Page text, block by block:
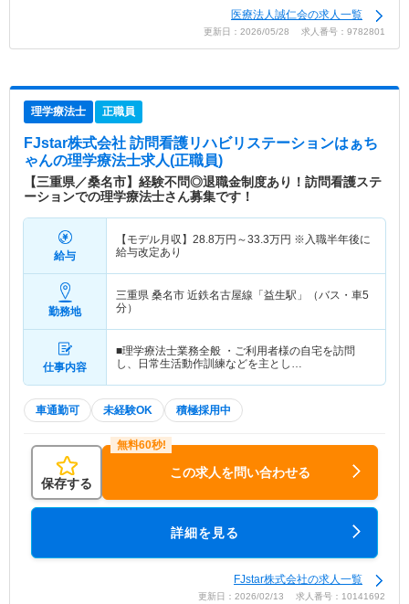
医療法人誠仁会の求人一覧
更新日：2026/05/28 求人番号：9782801
理学療法士 正職員
FJstar株式会社 訪問看護リハビリステーションはぁち
ゃんの理学療法士求人(正職員)
【三重県／桑名市】経験不問◎退職金制度あり！訪問看護ステ
ーションでの理学療法士さん募集です！
給与
【モデル月収】 28.8万円～33.3万円 ※入職半年後に
給与改定あり
勤務地
三重県 桑名市 近鉄名古屋線「益生駅」（バス・車5
分）
仕事内容
■理学療法士業務全般 ・ご利用者様の自宅を訪問
し、日常生活動作訓練などを主とし…
車通勤可 未経験OK 積極採用中
保存する
この求人を問い合わせる
詳細を見る
FJstar株式会社の求人一覧
更新日：2026/02/13 求人番号：10141692